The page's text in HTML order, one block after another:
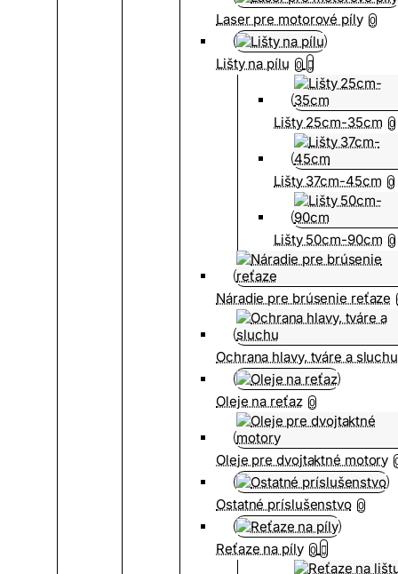
Laser pre motorové píly 0
Lišty na pílu 0
Lišty 25cm-35cm 0
Lišty 37cm-45cm 0
Lišty 50cm-90cm 0
Náradie pre brúsenie reťaze
Ochrana hlavy, tváre a sluchu
Oleje na reťaz 0
Oleje pre dvojtaktné motory
Ostatné príslušenstvo 0
Reťaze na píly 0